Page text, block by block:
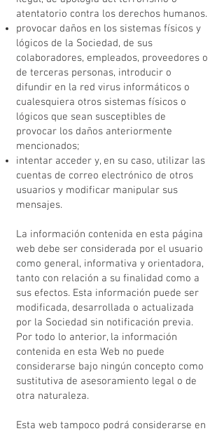
atentatorio contra los derechos humanos.
provocar daños en los sistemas físicos y
lógicos de la Sociedad, de sus
colaboradores, empleados, proveedores o
de terceras personas, introducir o
difundir en la red virus informáticos o
cualesquiera otros sistemas físicos o
lógicos que sean susceptibles de
provocar los daños anteriormente
mencionados;
intentar acceder y, en su caso, utilizar las
cuentas de correo electrónico de otros
usuarios y modificar manipular sus
mensajes.
La información contenida en esta página
web debe ser considerada por el usuario
como general, informativa y orientadora,
tanto con relación a su finalidad como a
sus efectos. Esta información puede ser
modificada, desarrollada o actualizada
por la Sociedad sin notificación previa.
Por todo lo anterior, la información
contenida en esta Web no puede
considerarse bajo ningún concepto como
sustitutiva de asesoramiento legal o de
otra naturaleza.
Esta web tampoco podrá considerarse en